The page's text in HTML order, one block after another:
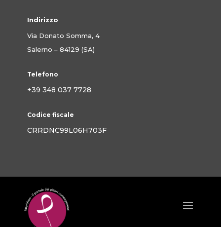
Indirizzo
Via Donato Somma, 4
Salerno – 84129 (SA)
Telefono
+39 348 037 7728
Codice fiscale
CRRDNC99L06H703F